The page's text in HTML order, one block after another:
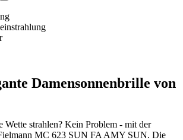
Damensonnenbrille von
Wette strahlen? Kein Problem - mit der
MC 623 SUN FA AMY SUN. Die